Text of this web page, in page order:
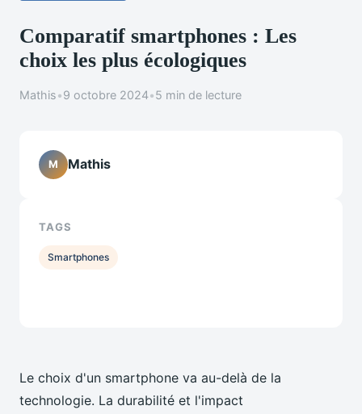
Comparatif smartphones : Les
choix les plus écologiques
Mathis•9 octobre 2024•5 min de lecture
Le choix d'un smartphone va au-delà de la
technologie. La durabilité et l'impact
M Mathis
TAGS
Smartphones